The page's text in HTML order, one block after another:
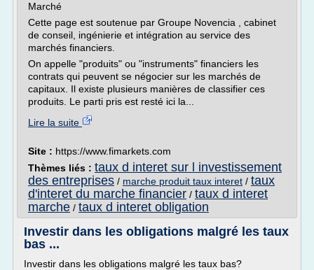
Marché
Cette page est soutenue par Groupe Novencia , cabinet
de conseil, ingénierie et intégration au service des
marchés financiers.
On appelle "produits" ou "instruments" financiers les
contrats qui peuvent se négocier sur les marchés de
capitaux. Il existe plusieurs manières de classifier ces
produits. Le parti pris est resté ici la...
Lire la suite
Site : https://www.fimarkets.com
Thèmes liés : taux d interet sur l investissement
des entreprises / marche produit taux interet / taux
d'interet du marche financier / taux d interet
marche / taux d interet obligation
Investir dans les obligations malgré les taux
bas ...
Investir dans les obligations malgré les taux bas?